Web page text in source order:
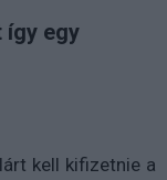
így egy
kell kifizetnie a